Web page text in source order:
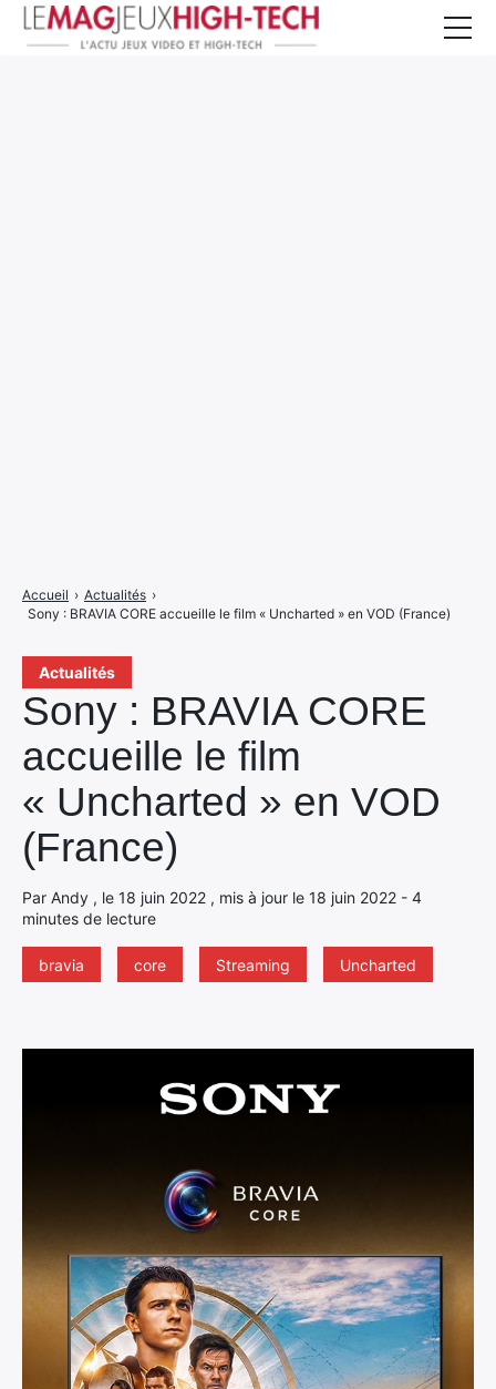
Actualités
Sony : BRAVIA CORE
accueille le film
« Uncharted » en VOD
(France)
Par Andy , le 18 juin 2022 , mis à jour le 18 juin 2022 - 4
minutes de lecture
bravia core Streaming Uncharted
Accueil › Actualités ›
Sony : BRAVIA CORE accueille le film « Uncharted » en VOD (France)